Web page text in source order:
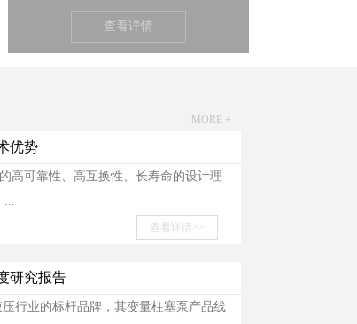
查看详情
MORE +
优势
高可靠性、高互换性、长寿命的设计理
...
查看详情>>
研究报告
行业的标杆品牌，其变量柱塞泵产品线